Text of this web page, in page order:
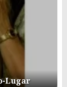
Lugar